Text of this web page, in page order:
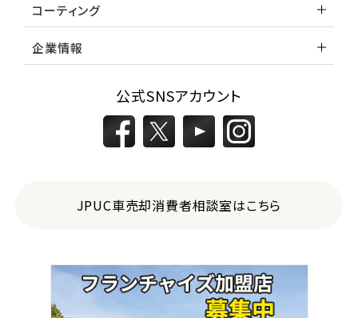
コーティング
企業情報
公式SNSアカウント
JPUC車売却消費者相談室はこちら